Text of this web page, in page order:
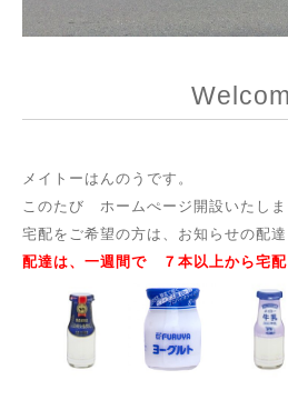
メイトーはんのうです。
このたび ホームぺージ開設いたしま
宅配をご希望の方は、お知らせの配達
配達は、一週間で ７本以上から宅配